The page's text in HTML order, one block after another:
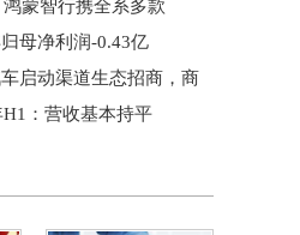
蒙智行携全系多款
母净利润-0.43亿
启动渠道生态招商，商
：营收基本持平